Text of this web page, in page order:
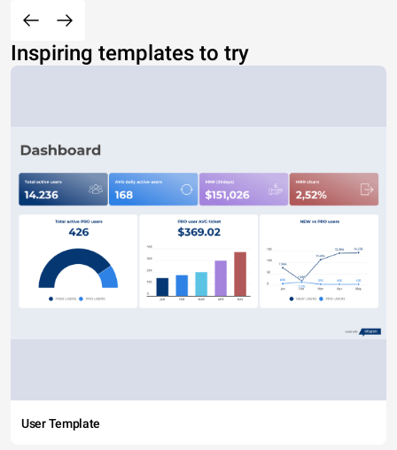
Inspiring templates to try
User Template